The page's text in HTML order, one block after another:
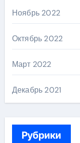
Ноябрь 2022
Октябрь 2022
Март 2022
Декабрь 2021
Рубрики